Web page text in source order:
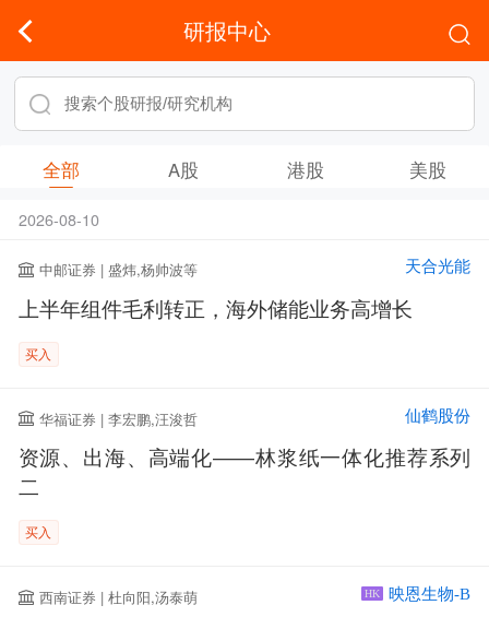
研报中心
全部 A股 港股 美股
2026-08-10
中邮证券 | 盛炜,杨帅波等 天合光能
上半年组件毛利转正，海外储能业务高增长
买入
华福证券 | 李宏鹏,汪浚哲 仙鹤股份
资源、出海、高端化——林浆纸一体化推荐系列
二
买入
西南证券 | 杜向阳,汤泰萌 HK 映恩生物-B